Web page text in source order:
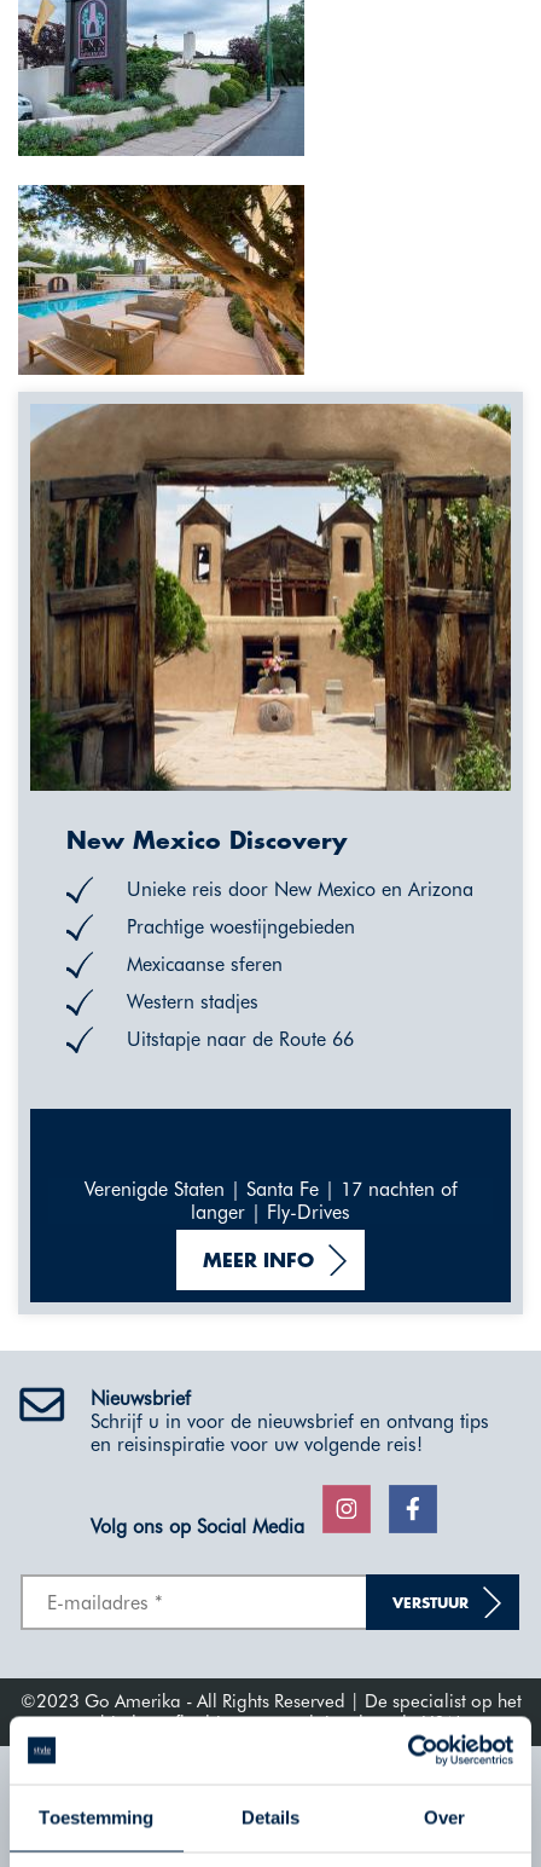
Toestemming Details Over
New Mexico Discovery
Unieke reis door New Mexico en Arizona
Prachtige woestijngebieden
Mexicaanse sferen
Western stadjes
Uitstapje naar de Route 66
Verenigde Staten | Santa Fe | 17 nachten of
langer | Fly-Drives
MEER INFO
Nieuwsbrief
Schrijf u in voor de nieuwsbrief en ontvang tips
en reisinspiratie voor uw volgende reis!
Volg ons op Social Media
VERSTUUR
©2023 Go Amerika - All Rights Reserved | De specialist op het
gebied van fly-drives en roadtrips door de USA!
Schrijf u in voor de nieuwsbrief en ontvang tips